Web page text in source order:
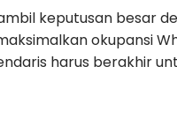
keputusan besar
okupansi
harus berakhir